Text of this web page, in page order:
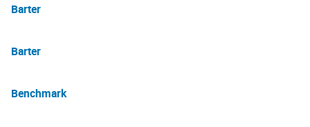
Barter
Barter
Benchmark